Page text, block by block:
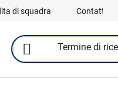
di squadra Contatti